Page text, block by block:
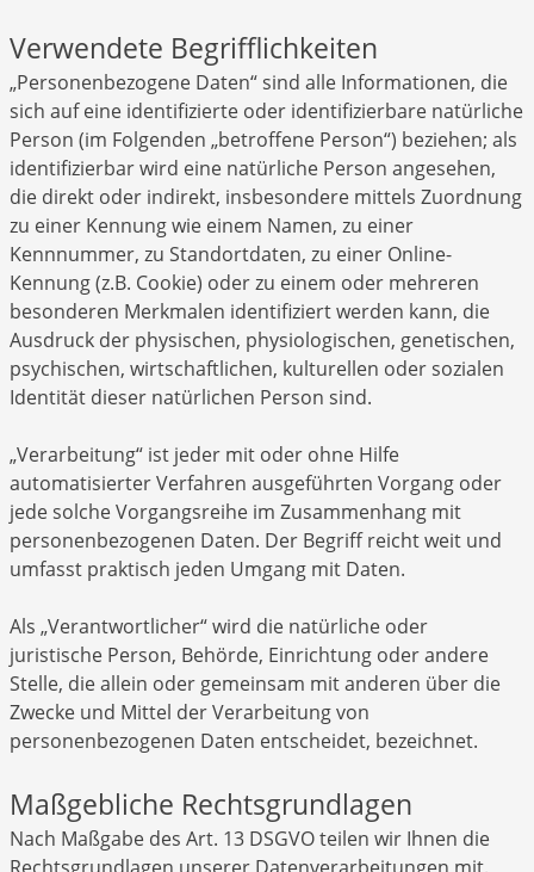
Verwendete Begrifflichkeiten
„Personenbezogene Daten“ sind alle Informationen, die
sich auf eine identifizierte oder identifizierbare natürliche
Person (im Folgenden „betroffene Person“) beziehen; als
identifizierbar wird eine natürliche Person angesehen,
die direkt oder indirekt, insbesondere mittels Zuordnung
zu einer Kennung wie einem Namen, zu einer
Kennnummer, zu Standortdaten, zu einer Online-
Kennung (z.B. Cookie) oder zu einem oder mehreren
besonderen Merkmalen identifiziert werden kann, die
Ausdruck der physischen, physiologischen, genetischen,
psychischen, wirtschaftlichen, kulturellen oder sozialen
Identität dieser natürlichen Person sind.
„Verarbeitung“ ist jeder mit oder ohne Hilfe
automatisierter Verfahren ausgeführten Vorgang oder
jede solche Vorgangsreihe im Zusammenhang mit
personenbezogenen Daten. Der Begriff reicht weit und
umfasst praktisch jeden Umgang mit Daten.
Als „Verantwortlicher“ wird die natürliche oder
juristische Person, Behörde, Einrichtung oder andere
Stelle, die allein oder gemeinsam mit anderen über die
Zwecke und Mittel der Verarbeitung von
personenbezogenen Daten entscheidet, bezeichnet.
Maßgebliche Rechtsgrundlagen
Nach Maßgabe des Art. 13 DSGVO teilen wir Ihnen die